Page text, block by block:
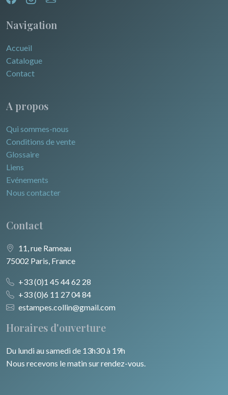
Navigation
Accueil
Catalogue
Contact
A propos
Qui sommes-nous
Conditions de vente
Glossaire
Liens
Evénements
Nous contacter
Contact
11, rue Rameau
75002 Paris, France
+33 (0)1 45 44 62 28
+33 (0)6 11 27 04 84
estampes.collin@gmail.com
Horaires d'ouverture
Du lundi au samedi de 13h30 à 19h
Nous recevons le matin sur rendez-vous.